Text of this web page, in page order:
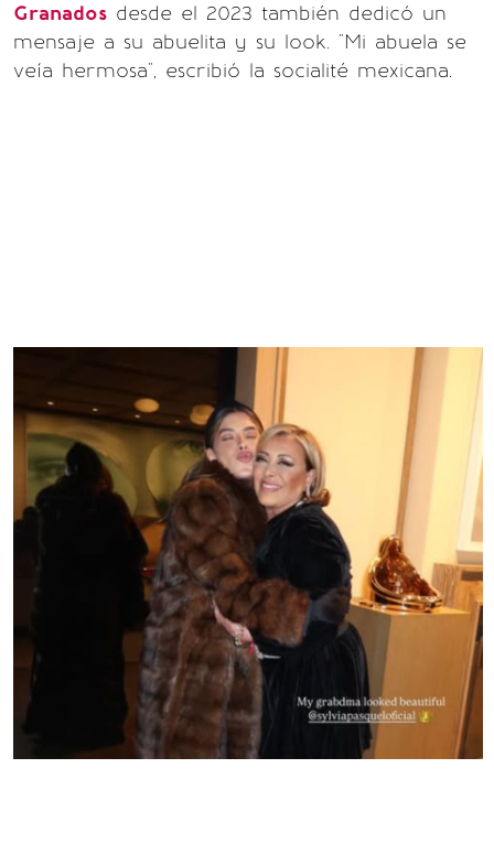
Granados desde el 2023 también dedicó un
mensaje a su abuelita y su look. "Mi abuela se
veía hermosa", escribió la socialité mexicana.